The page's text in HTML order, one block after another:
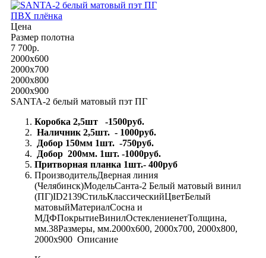
ПВХ плёнка
Цена
Размер полотна
7 700р.
2000x600
2000x700
2000x800
2000x900
SANTA-2 белый матовый пэт ПГ
Коробка 2,5шт -1500руб.
Наличник 2,5шт. - 1000руб.
Добор 150мм 1шт. -750руб.
Добор 200мм. 1шт. -1000руб.
Притворная планка 1шт.- 400руб
ПроизводительДверная линия
(Челябинск)МодельСанта-2 Белый матовый винил
(ПГ)ID2139СтильКлассическийЦветБелый
матовыйМатериалСосна и
МДФПокрытиеВинилОстеклениенетТолщина,
мм.38Размеры, мм.2000x600, 2000x700, 2000x800,
2000x900 Описание